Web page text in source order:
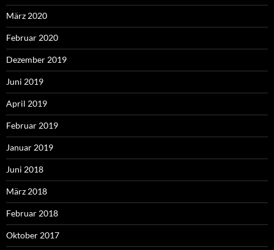
März 2020
Februar 2020
Dezember 2019
Juni 2019
April 2019
Februar 2019
Januar 2019
Juni 2018
März 2018
Februar 2018
Oktober 2017